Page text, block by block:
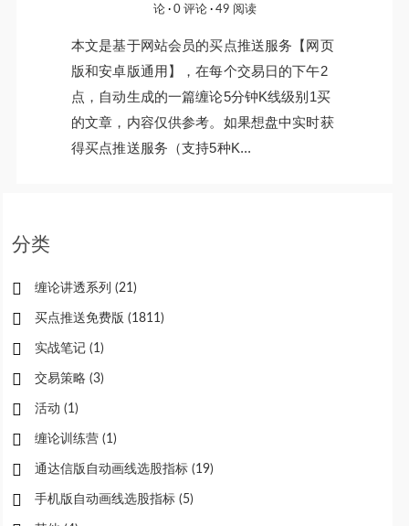
论
0 评论 49 阅读
本文是基于网站会员的买点推送服务【网页
版和安卓版通用】，在每个交易日的下午2
点，自动生成的一篇缠论5分钟K线级别1买
的文章，内容仅供参考。如果想盘中实时获
得买点推送服务（支持5种K...
分类
缠论讲透系列 (21)
买点推送免费版 (1811)
实战笔记 (1)
交易策略 (3)
活动 (1)
缠论训练营 (1)
通达信版自动画线选股指标 (19)
手机版自动画线选股指标 (5)